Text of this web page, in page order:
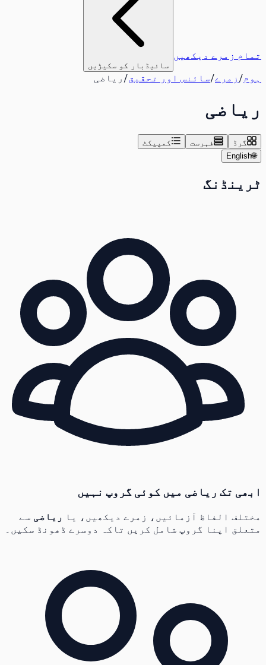
تمام زمرے دیکھیں
سائیڈبار کو سکیڑیں
ہوم /زمرے/سائنس اور تحقیق/ریاضی
ریاضی
گرڈ فہرست کمپیکٹ
🌐
English
ٹرینڈنگ
ابھی تک ریاضی میں کوئی گروپ نہیں
مختلف الفاظ آزمائیں، زمرے دیکھیں، یا ریاضیسے
متعلق اپنا گروپ شامل کریں تاکہ دوسرے ڈھونڈ سکیں۔